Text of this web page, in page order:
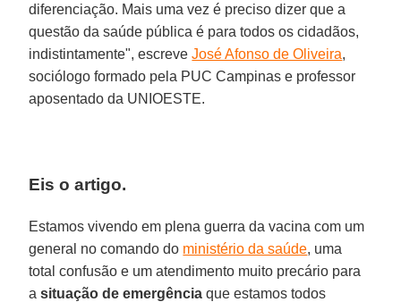
diferenciação. Mais uma vez é preciso dizer que a
questão da saúde pública é para todos os cidadãos,
indistintamente", escreveJosé Afonso de Oliveira,
sociólogo formado pela PUC Campinas e professor
aposentado da UNIOESTE.
Eis o artigo.
Estamos vivendo em plena guerra da vacina com um
general no comando do ministério da saúde, uma
total confusão e um atendimento muito precário para
asituação de emergência que estamos todos